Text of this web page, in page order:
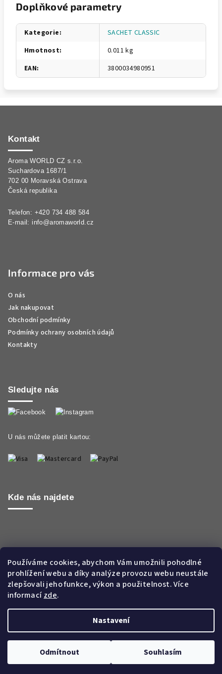
Používáme cookies, abychom Vám umožnili pohodlné
prohlížení webu a díky analýze provozu webu neustále
zlepšovali jeho funkce, výkon a použitelnost. Více
informacízde.
Nastavení
Odmítnout Souhlasím
Doplňkové parametry
Kategorie:
SACHET CLASSIC
Hmotnost:
0.011 kg
EAN: 3800034980951
Kontakt
Aroma WORLD CZ s.r.o.
Suchardova 1687/1
702 00 Moravská Ostrava
Česká republika
Telefon: +420 734 488 584
E-mail: info@aromaworld.cz
Informace pro vás
O nás
Jak nakupovat
Obchodní podmínky
Podmínky ochrany osobních údajů
Kontakty
Sledujte nás
U nás můžete platit kartou:
Kde nás najdete
vyhrazena.
Vytvořil Shoptet